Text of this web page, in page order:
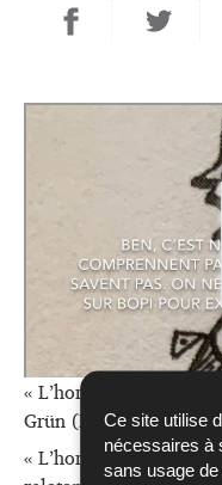
Ce site utilise
nécessaires à
sans usage
« L’horloge de Bopi »
Grün (Editions
« L’horloge de Bopi »